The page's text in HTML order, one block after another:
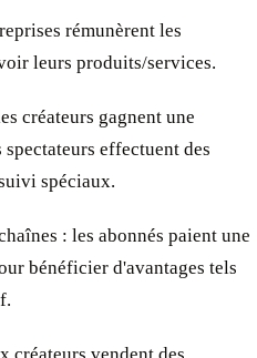
rémunèrent les
leurs produits/services.
créateurs gagnent une
effectuent des
spéciaux.
: les abonnés paient une
bénéficier d'avantages tels